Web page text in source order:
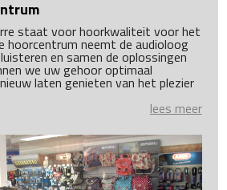
staat voor hoorkwaliteit voor het
hoorcentrum neemt de audioloog
en samen de oplossingen
we uw gehoor optimaal
laten genieten van het plezier
lees meer